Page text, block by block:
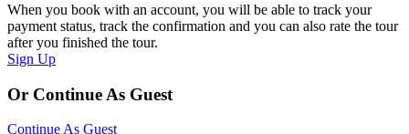
When you book with an account, you will be able to track your
payment status, track the confirmation and you can also rate the tour
after you finished the tour.
Sign Up
Or Continue As Guest
Continue As Guest